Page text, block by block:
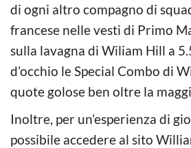
di ogni altro compagno di
francese nelle vesti di Primo
sulla lavagna di Wiliam Hill a
d’occhio le Special Combo di
quote golose ben oltre la
Inoltre, per un’esperienza di
possibile accedere al sito